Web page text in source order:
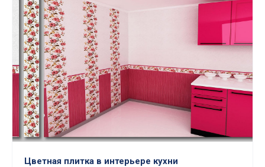
Цветная плитка в интерьере кухни